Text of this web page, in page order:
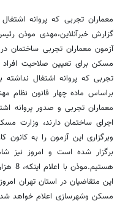
معماران تجربی که پروانه
گزارش خبرآنلاین،مهدی موذن
آزمون معماران تجربی ساختمان
مسکن برای تعیین صلاحیت
تجربی که پروانه اشتغال
براساس ماده چهار قانون
معماران تجربی و صدور پروانه
اجرای ساختمان دارند، وزارت
وبرگزاری این آزمون را به
برگزار شده است و امروز نیز
این متقاضیان در استان تهران
مسکن وشهرسازی اعلام خواهد شد.